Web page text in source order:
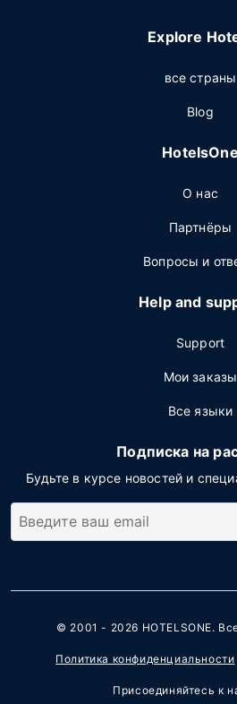
Explore
все страны
Blog
HotelsOne
О нас
Партнёры
Вопросы и
Help and
Support
Мои заказы
Все языки
Подписка на
Будьте в курсе новостей и
© 2001 - 2026 HOTELSONE.
Политика конфиденциальности
Присоединяйтесь к